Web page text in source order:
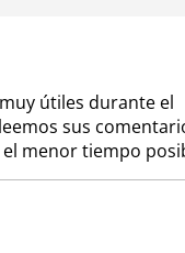
útiles durante el
sus
menor tiempo